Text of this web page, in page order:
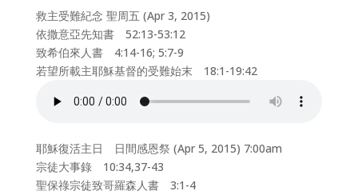
救主受難紀念 聖周五 (Apr 3, 2015)
依撒意亞先知書 52:13-53:12
致希伯來人書 4:14-16; 5:7-9
若望所載主耶穌基督的受難始末 18:1-19:42
耶穌復活主日 日間感恩祭 (Apr 5, 2015) 7:00am
宗徒大事錄 10:34,37-43
聖保祿宗徒致哥羅森人書 3:1-4